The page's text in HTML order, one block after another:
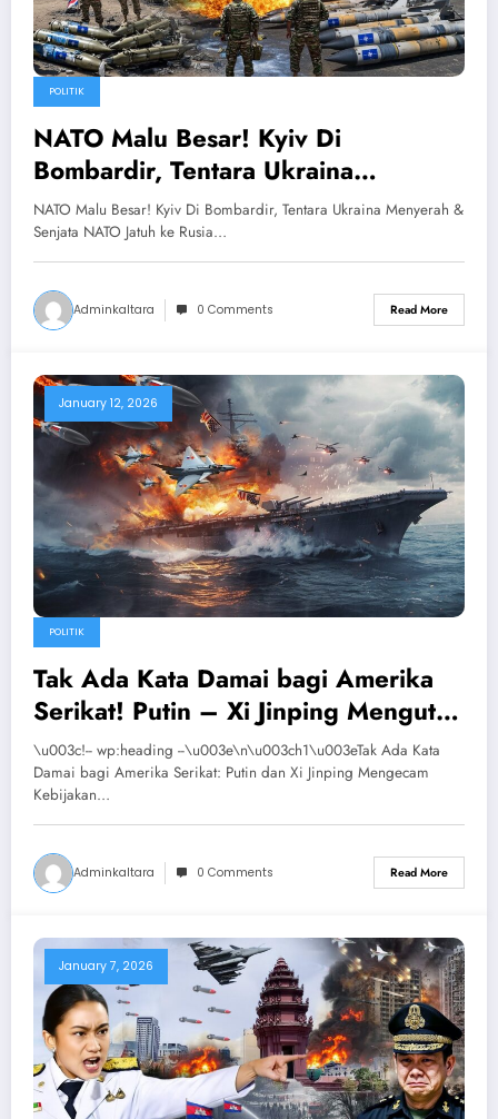
POLITIK
NATO Malu Besar! Kyiv Di
Bombardir, Tentara Ukraina
Menyerah & Senjata NATO Jatuh ke
Rusia
NATO Malu Besar! Kyiv Di Bombardir, Tentara Ukraina Menyerah &
Senjata NATO Jatuh ke Rusia…
Adminkaltara 0 Comments Read More
January 12, 2026
POLITIK
Tak Ada Kata Damai bagi Amerika
Serikat! Putin – Xi Jinping Mengutuk
Tindakan AS Terhadap Venezuela
\u003c!-- wp:heading --\u003e\n\u003ch1\u003eTak Ada Kata
Damai bagi Amerika Serikat: Putin dan Xi Jinping Mengecam
Kebijakan…
Adminkaltara 0 Comments Read More
January 7, 2026